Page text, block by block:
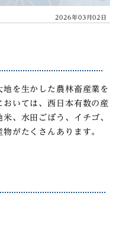
2026年03月02日
を生かした農林畜産業を
いては、西日本有数の産
、水田ごぼう、イチゴ、
がたくさんあります。